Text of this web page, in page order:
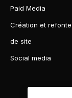
Paid Media
Création et refonte
de site
Social media